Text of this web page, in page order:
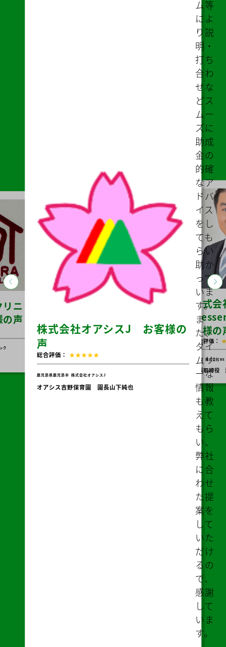
ニッ
声
ク
株式会社オアシスJ お客様の
声
総合評価： ★★★★★
鹿児島県鹿児島市 株式会社オアシスJ
オアシス吉野保育園 園長山下純也
ム等
によ
り説
明・
打ち
合わ
せな
どス
ムー
ズに
助成
金の
的確
なア
ドバ
イス
をし
ても
らい
助か
って
いま
す。
ま
た、
タイ
ムリ
ーな
情報
も教
えて
もら
い、
弊社
に合
わせ
た提
案を
して
いた
だけ
るの
で、
感謝
して
いま
す。
株式
客様の
総合評価：
東京都 株式会社
代表取締